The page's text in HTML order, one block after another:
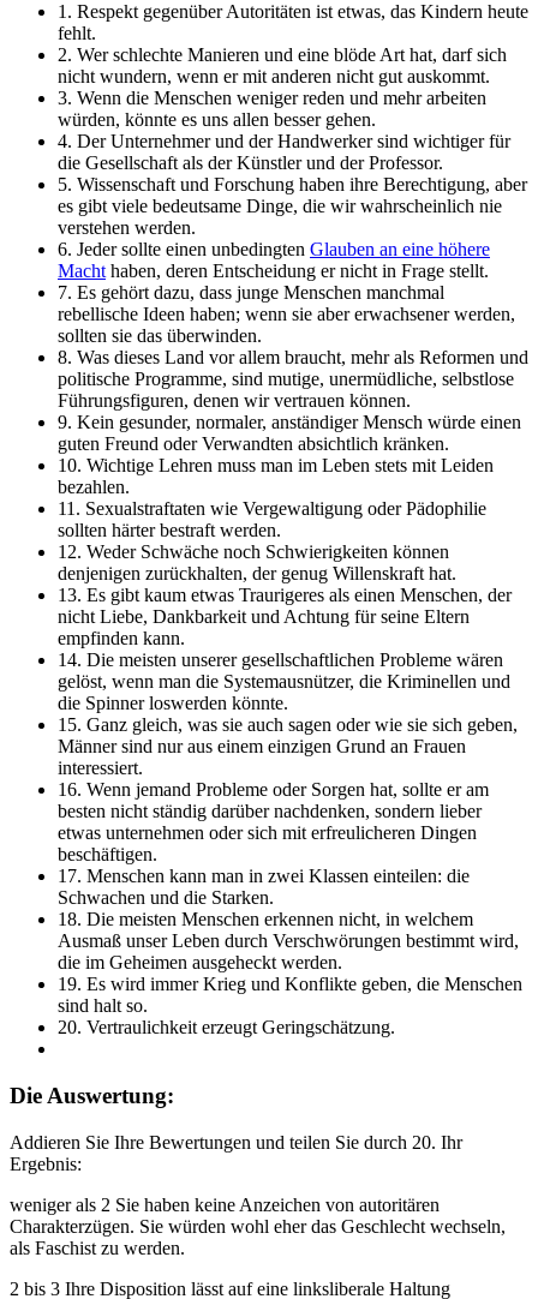
1. Respekt gegenüber Autoritäten ist etwas, das Kindern heute
fehlt.
2. Wer schlechte Manieren und eine blöde Art hat, darf sich
nicht wundern, wenn er mit anderen nicht gut auskommt.
3. Wenn die Menschen weniger reden und mehr arbeiten
würden, könnte es uns allen besser gehen.
4. Der Unternehmer und der Handwerker sind wichtiger für
die Gesellschaft als der Künstler und der Professor.
5. Wissenschaft und Forschung haben ihre Berechtigung, aber
es gibt viele bedeutsame Dinge, die wir wahrscheinlich nie
verstehen werden.
6. Jeder sollte einen unbedingten Glauben an eine höhere
Macht haben, deren Entscheidung er nicht in Frage stellt.
7. Es gehört dazu, dass junge Menschen manchmal
rebellische Ideen haben; wenn sie aber erwachsener werden,
sollten sie das überwinden.
8. Was dieses Land vor allem braucht, mehr als Reformen und
politische Programme, sind mutige, unermüdliche, selbstlose
Führungsfiguren, denen wir vertrauen können.
9. Kein gesunder, normaler, anständiger Mensch würde einen
guten Freund oder Verwandten absichtlich kränken.
10. Wichtige Lehren muss man im Leben stets mit Leiden
bezahlen.
11. Sexualstraftaten wie Vergewaltigung oder Pädophilie
sollten härter bestraft werden.
12. Weder Schwäche noch Schwierigkeiten können
denjenigen zurückhalten, der genug Willenskraft hat.
13. Es gibt kaum etwas Traurigeres als einen Menschen, der
nicht Liebe, Dankbarkeit und Achtung für seine Eltern
empfinden kann.
14. Die meisten unserer gesellschaftlichen Probleme wären
gelöst, wenn man die Systemausnützer, die Kriminellen und
die Spinner loswerden könnte.
15. Ganz gleich, was sie auch sagen oder wie sie sich geben,
Männer sind nur aus einem einzigen Grund an Frauen
interessiert.
16. Wenn jemand Probleme oder Sorgen hat, sollte er am
besten nicht ständig darüber nachdenken, sondern lieber
etwas unternehmen oder sich mit erfreulicheren Dingen
beschäftigen.
17. Menschen kann man in zwei Klassen einteilen: die
Schwachen und die Starken.
18. Die meisten Menschen erkennen nicht, in welchem
Ausmaß unser Leben durch Verschwörungen bestimmt wird,
die im Geheimen ausgeheckt werden.
19. Es wird immer Krieg und Konflikte geben, die Menschen
sind halt so.
20. Vertraulichkeit erzeugt Geringschätzung.
Die Auswertung:
Addieren Sie Ihre Bewertungen und teilen Sie durch 20. Ihr
Ergebnis:
weniger als 2 Sie haben keine Anzeichen von autoritären
Charakterzügen. Sie würden wohl eher das Geschlecht wechseln,
als Faschist zu werden.
2 bis 3 Ihre Disposition lässt auf eine linksliberale Haltung